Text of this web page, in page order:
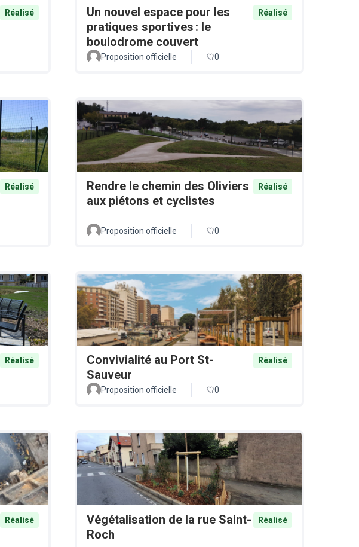
Réalisé
Un nouvel espace pour les
pratiques sportives : le
boulodrome couvert
Réalisé
Proposition officielle 0
Réalisé
Rendre le chemin des Oliviers
aux piétons et cyclistes
Réalisé
Proposition officielle 0
Réalisé
Convivialité au Port St-
Sauveur
Réalisé
Proposition officielle 0
Réalisé
Végétalisation de la rue Saint-
Roch
Réalisé